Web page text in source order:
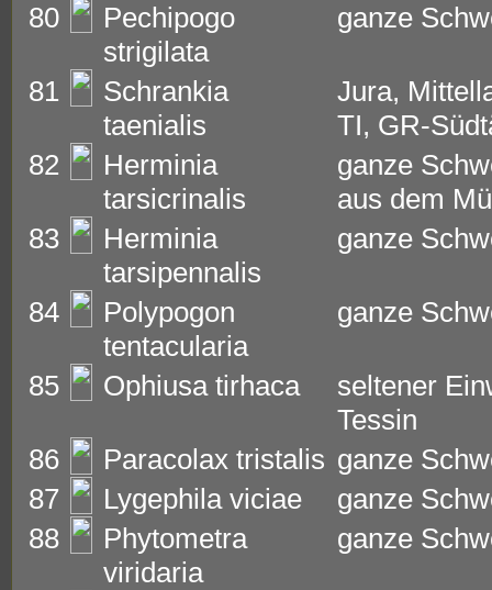
80
Pechipogo
strigilata
ganze
81
Schrankia
taenialis
Jura,
TI, GR-
82
Herminia
tarsicrinalis
ganze
aus dem
83
Herminia
tarsipennalis
ganze
84
Polypogon
tentacularia
ganze
85 Ophiusa tirhaca
seltener
Tessin
86
Paracolax tristalis ganze
87
Lygephila viciae
ganze
88
Phytometra
viridaria
ganze